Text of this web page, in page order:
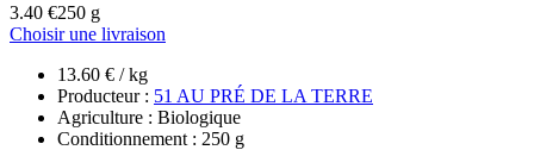
3.40 €250 g
Choisir une livraison
13.60 € / kg
Producteur : 51 AU PRÉ DE LA TERRE
Agriculture : Biologique
Conditionnement : 250 g